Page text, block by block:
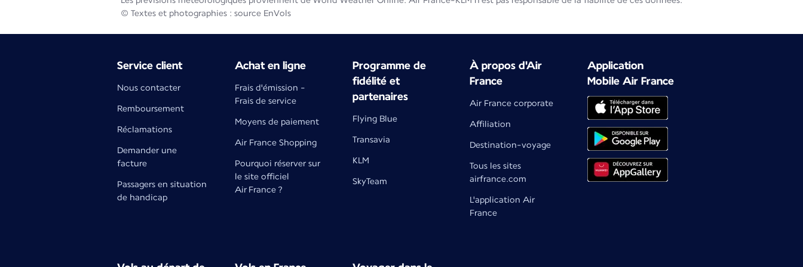
© Textes et photographies : source EnVols
Service client
Nous contacter
Remboursement
Réclamations
Demander une
facture
Passagers en situation
de handicap
Achat en ligne
Frais d'émission -
Frais de service
Moyens de paiement
Air France Shopping
Pourquoi réserver sur
le site officiel
Air France ?
Programme de
fidélité et
partenaires
Flying Blue
Transavia
KLM
SkyTeam
À propos d'Air
France
Air France corporate
Affiliation
Destination-voyage
Tous les sites
airfrance.com
L'application Air
France
Application
Mobile Air France